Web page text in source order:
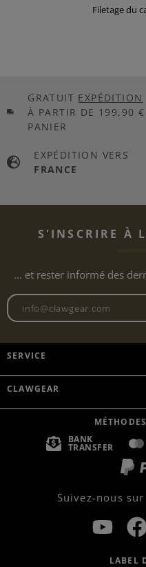
Filetage du
GRATUIT EXPÉDITION
À PARTIR DE 199,90 €
PANIER
EXPÉDITION VERS
FRANCE
S'INSCRIRE À
... et rester informé des
SERVICE
CLAWGEAR
BANK
TRANSFER
Suivez-nous
LABEL